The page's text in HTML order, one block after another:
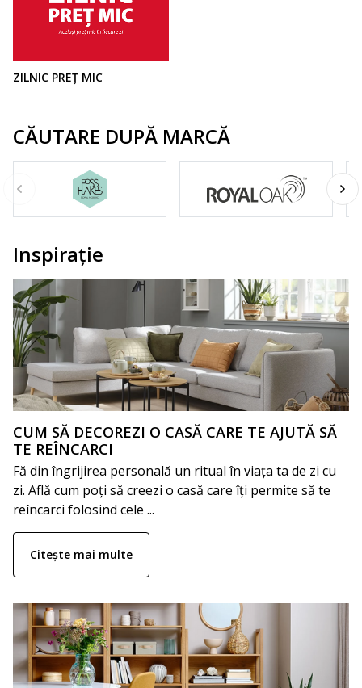
ZILNIC PREȚ MIC
CĂUTARE DUPĂ MARCĂ
Inspirație
CUM SĂ DECOREZI O CASĂ CARE TE AJUTĂ SĂ
TE REÎNCARCI
Fă din îngrijirea personală un ritual în viața ta de zi cu
zi. Află cum poți să creezi o casă care îți permite să te
reîncarci folosind cele ...
Citește mai multe